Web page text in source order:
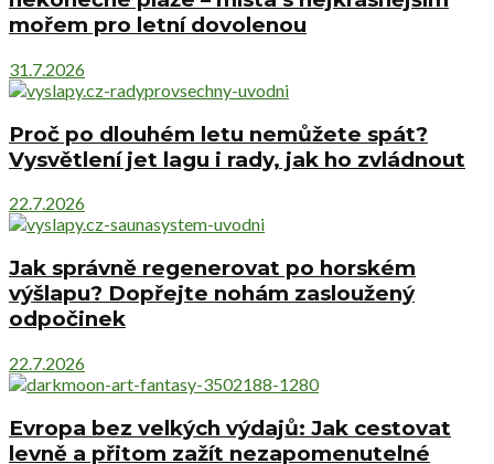
mořem pro letní dovolenou
31.7.2026
Proč po dlouhém letu nemůžete spát?
Vysvětlení jet lagu i rady, jak ho zvládnout
22.7.2026
Jak správně regenerovat po horském
výšlapu? Dopřejte nohám zasloužený
odpočinek
22.7.2026
Evropa bez velkých výdajů: Jak cestovat
levně a přitom zažít nezapomenutelné